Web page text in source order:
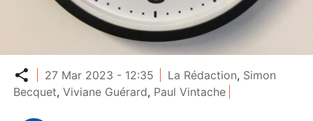
Partager
27 Mar 2023 - 12:35 La Rédaction, Simon
Becquet,Viviane Guérard, Paul Vintache